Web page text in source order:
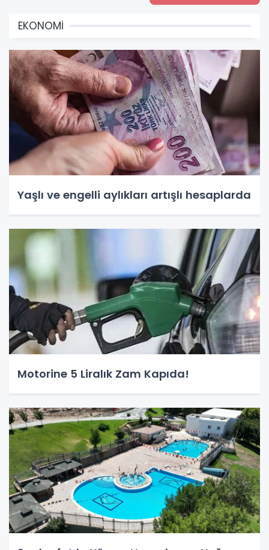
EKONOMİ
Yaşlı ve engelli aylıkları artışlı hesaplarda
Motorine 5 Liralık Zam Kapıda!